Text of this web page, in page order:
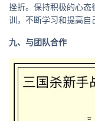
挫折。保持积极的心
训，不断学习和提高自
九、与团队合作